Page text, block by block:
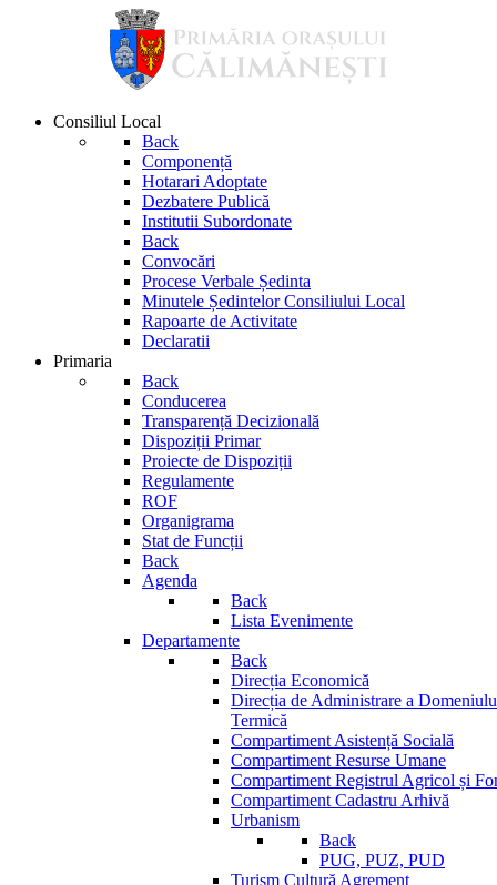
Consiliul Local
Back
Componență
Hotarari Adoptate
Dezbatere Publică
Institutii Subordonate
Back
Convocări
Procese Verbale Ședinta
Minutele Ședintelor Consiliului Local
Rapoarte de Activitate
Declaratii
Primaria
Back
Conducerea
Transparență Decizională
Dispoziții Primar
Proiecte de Dispoziții
Regulamente
ROF
Organigrama
Stat de Funcții
Back
Agenda
Back
Lista Evenimente
Departamente
Back
Direcția Economică
Direcția de Administrare a
Termică
Compartiment Asistență Socială
Compartiment Resurse Umane
Compartiment Registrul Agricol și
Compartiment Cadastru Arhivă
Urbanism
Back
PUG, PUZ, PUD
Turism Cultură Agrement